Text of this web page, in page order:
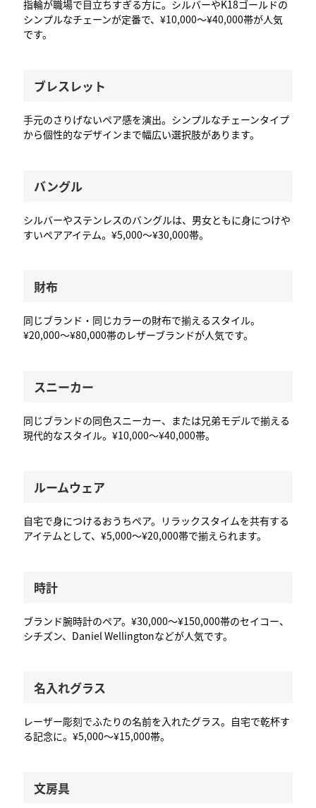
指輪が職場で目立ちすぎる方に。シルバーやK18ゴールドの
シンプルなチェーンが定番で、¥10,000〜¥40,000帯が人気
です。
ブレスレット
手元のさりげないペア感を演出。シンプルなチェーンタイプ
から個性的なデザインまで幅広い選択肢があります。
バングル
シルバーやステンレスのバングルは、男女ともに身につけや
すいペアアイテム。¥5,000〜¥30,000帯。
財布
同じブランド・同じカラーの財布で揃えるスタイル。
¥20,000〜¥80,000帯のレザーブランドが人気です。
スニーカー
同じブランドの同色スニーカー、または兄弟モデルで揃える
現代的なスタイル。¥10,000〜¥40,000帯。
ルームウェア
自宅で身につけるおうちペア。リラックスタイムを共有する
アイテムとして、¥5,000〜¥20,000帯で揃えられます。
時計
ブランド腕時計のペア。¥30,000〜¥150,000帯のセイコー、
シチズン、Daniel Wellingtonなどが人気です。
名入れグラス
レーザー彫刻でふたりの名前を入れたグラス。自宅で乾杯す
る記念に。¥5,000〜¥15,000帯。
文房具